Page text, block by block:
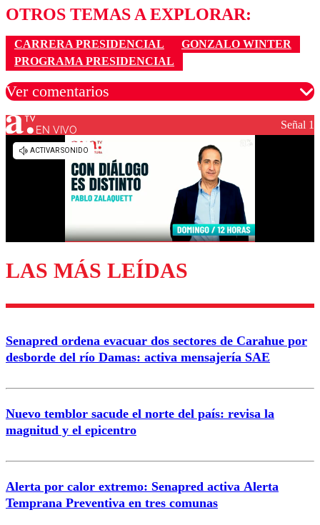
OTROS TEMAS A EXPLORAR:
CARRERA PRESIDENCIAL
GONZALO WINTER
PROGRAMA PRESIDENCIAL
Ver comentarios
Los comentarios son moderados para garantizar un
diálogo respetuoso.
Enviar comentario
EN VIVO Señal 1
LAS MÁS LEÍDAS
Senapred ordena evacuar dos sectores de Carahue por
desborde del río Damas: activa mensajería SAE
Nuevo temblor sacude el norte del país: revisa la
magnitud y el epicentro
Alerta por calor extremo: Senapred activa Alerta
Temprana Preventiva en tres comunas